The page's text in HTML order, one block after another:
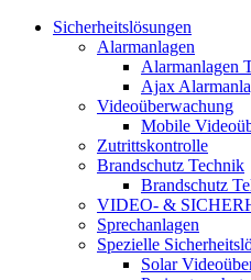
Sicherheitslösungen
Alarmanlagen
Alarmanlagen
Ajax
Videoüberwachung
Mobile
Zutrittskontrolle
Brandschutz Technik
Brandschutz
VIDEO- &
Sprechanlagen
Spezielle
Solar